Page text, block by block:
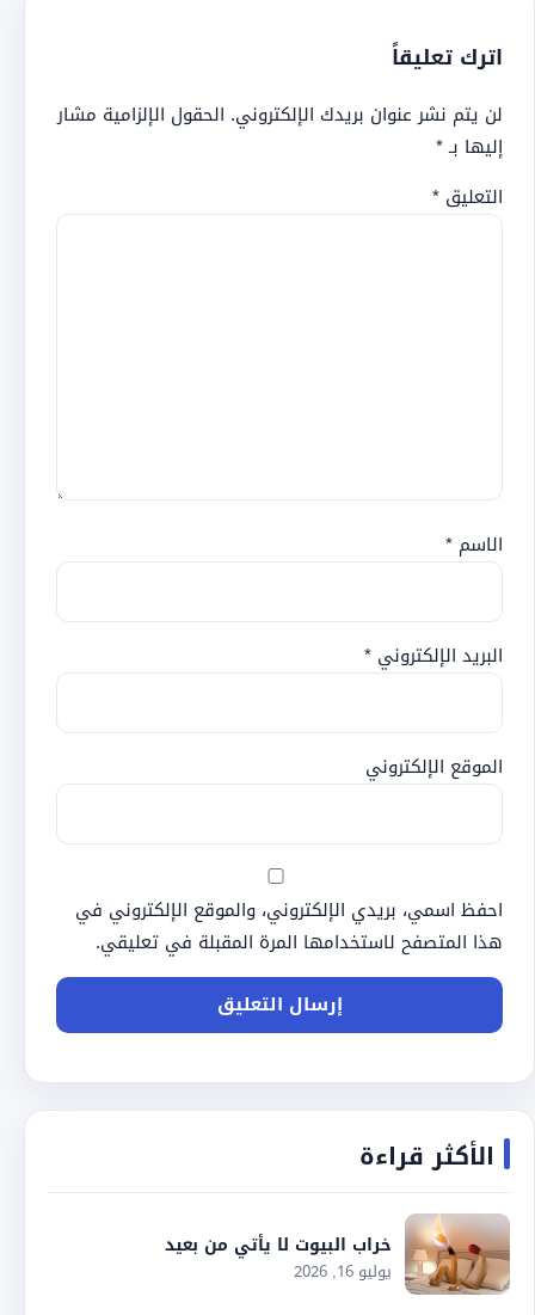
اترك تعليقاً
لن يتم نشر عنوان بريدك الإلكتروني. الحقول الإلزامية مشار
إليها بـ*
التعليق *
الاسم *
البريد الإلكتروني *
الموقع الإلكتروني
احفظ اسمي، بريدي الإلكتروني، والموقع الإلكتروني في
هذا المتصفح لاستخدامها المرة المقبلة في تعليقي.
الأكثر قراءة
خراب البيوت لا يأتي من بعيد
يوليو 16, 2026